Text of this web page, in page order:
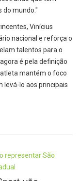
do mundo."
Vinícius
nacional e reforça o
talentos para o
é pela definição
mantém o foco
levá-lo aos principais